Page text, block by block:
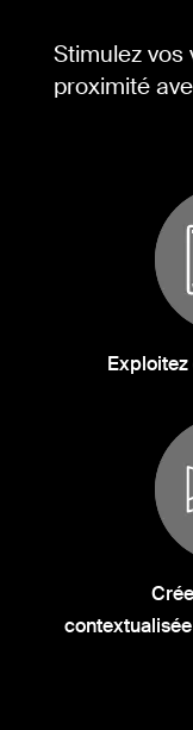
Stimulez vos
proximité